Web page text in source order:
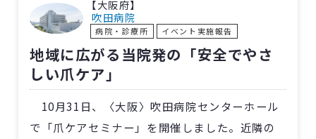
書きました！」と元気よく教えてくれました。
毎日それぞれの持ち場で忙しく働いています
が、心にそっと温もりを届けてくれる出来事で
した。
【大阪府】
吹田病院
病院・診療所 イベント実施報告
地域に広がる当院発の「安全でやさ
しい爪ケア」
10月31日、〈大阪〉吹田病院センターホール
で「爪ケアセミナー」を開催しました。近隣の